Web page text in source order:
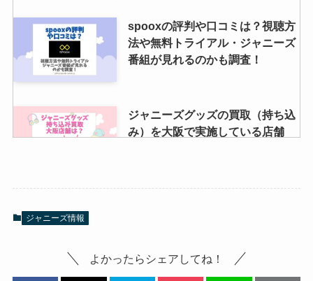
spooxの評判や口コミは？視聴方
法や無料トライアル・ジャニーズ
番組が見れるのかも調査！
ジャニーズグッズの買取（持ち込
み）を大阪で実施している店舗
ジャニーズ情報
よかったらシェアしてね！